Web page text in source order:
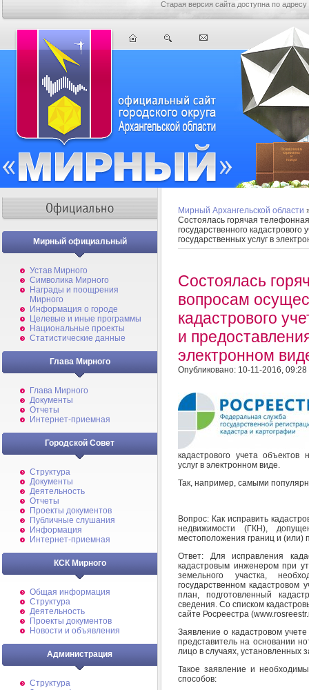
Старая версия сайта доступна по адресу
Мирный официальный
Устав Мирного
Символика Мирного
Награды и поощрения
Мирного
Информация о городе
Целевые и иные программы
Национальные проекты
Статистические данные
Глава Мирного
Глава Мирного
Документы
Отчеты
Интернет-приемная
Городской Совет
Структура
Документы
Деятельность
Отчеты
Проекты документов
Публичные слушания
Информация
Интернет-приемная
КСК Мирного
Общая информация
Структура
Деятельность
Проекты документов
Новости и объявления
Администрация
Структура
Мирный Архангельской области
Состоялась горячая
государственного
государственных услуг в
Состоялась
вопросам
кадастрового
и
электронном
Опубликовано: 10-11-2016, 09:28
кадастрового учета объектов
услуг в электронном виде.
Так, например, самыми
Вопрос: Как исправить
недвижимости (ГКН),
местоположения границ и (или)
Ответ: Для исправления
кадастровым инженером при
земельного участка,
государственном
план, подготовленный
сведения. Со списком
сайте Росреестра
Заявление о кадастровом
представитель на основании
лицо в случаях, установленных
Такое заявление и
способов: